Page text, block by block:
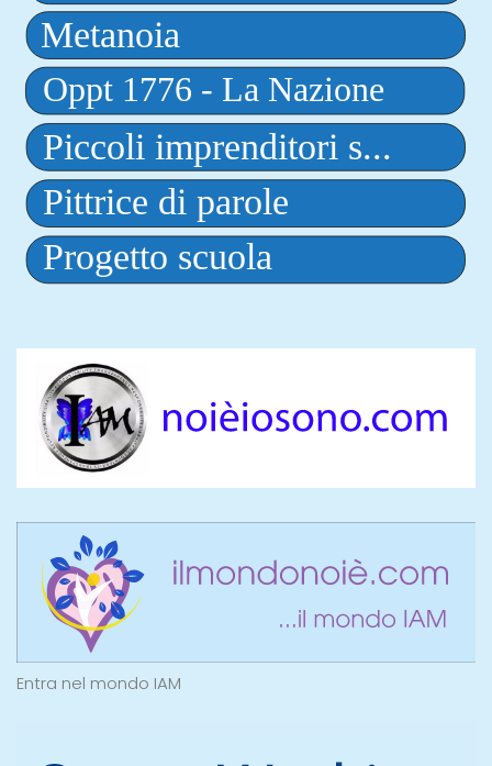
Entra nel mondo IAM